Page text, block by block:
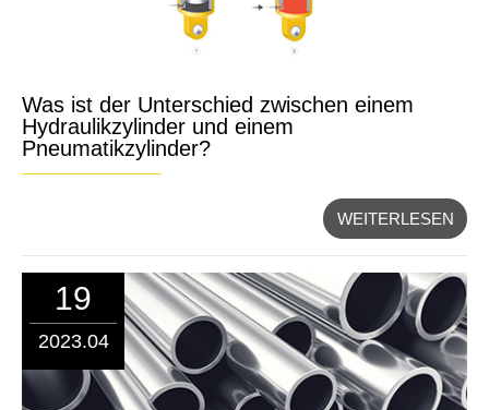
Was ist der Unterschied zwischen einem
Hydraulikzylinder und einem
Pneumatikzylinder?
WEITERLESEN
19
2023.04